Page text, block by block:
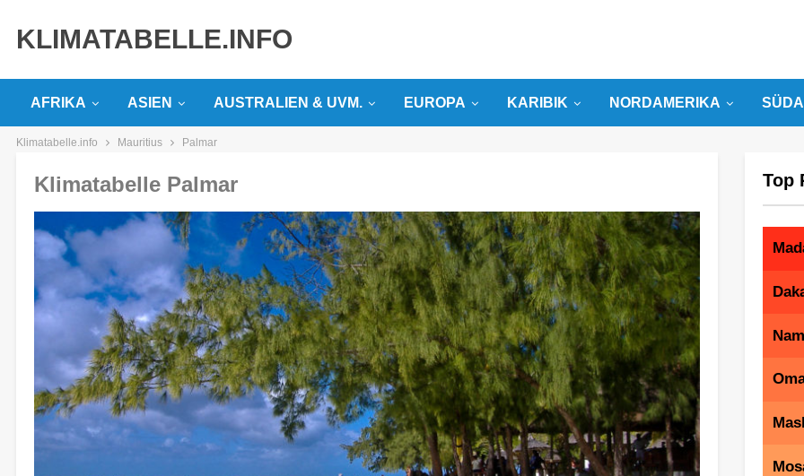
KLIMATABELLE.INFO
AFRIKA ASIEN AUSTRALIEN & UVM. EUROPA KARIBIK NORDAMERIKA
Klimatabelle.info Mauritius Palmar
Klimatabelle Palmar Top